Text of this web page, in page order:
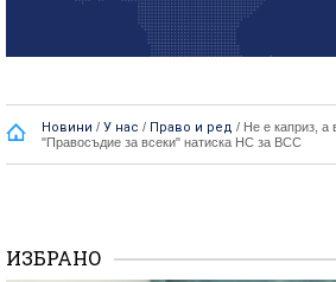
Новини / У нас / Право и ред / Не е каприз, а
"Правосъдие за всеки" натиска НС за ВСС
ИЗБРАНО